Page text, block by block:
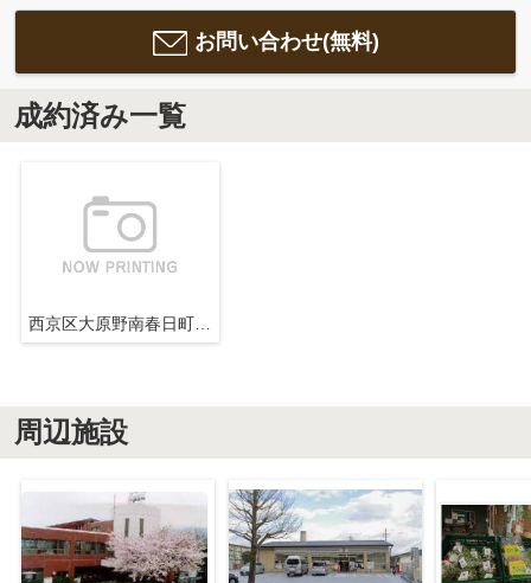
お問い合わせ(無料)
成約済み一覧
西京区大原野南春日町579-6
周辺施設